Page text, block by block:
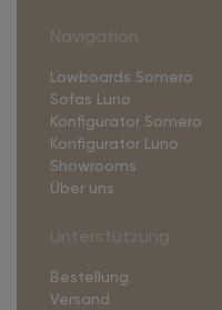
Lowboards Somero
Sofas Luno
Konfigurator Somero
Konfigurator Luno
Showrooms
Über uns
Bestellung
Versand